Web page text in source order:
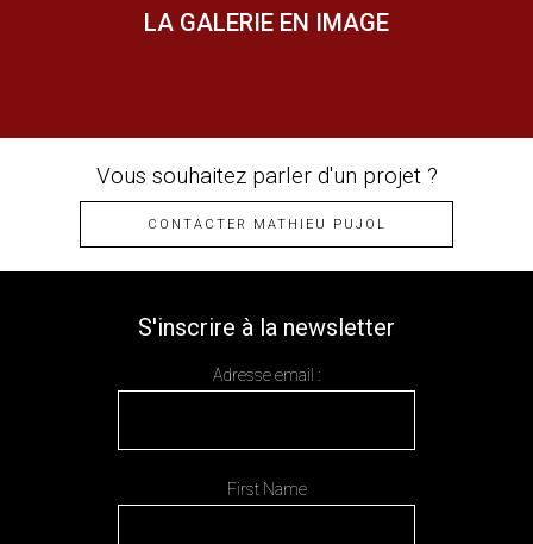
LA GALERIE EN IMAGE
Vous souhaitez parler d'un projet ?
CONTACTER MATHIEU PUJOL
S'inscrire à la newsletter
Adresse email :
First Name